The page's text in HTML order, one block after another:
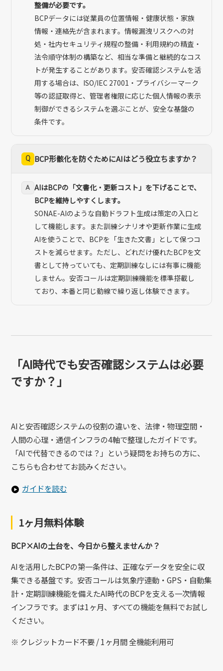
整備が必要です。
BCPデータには従業員の位置情報・健康状態・家族
情報・連絡先が含まれます。情報漏洩リスクへの対
処・社内セキュリティ規程の整備・利用規約の精査・
法令順守体制の構築など、相当な準備と継続的なコス
トが発生することがあります。安否確認システムを活
用する場合は、ISO/IEC 27001・プライバシーマーク
等の認証取得と、管理者権限に応じた個人情報の表示
制御ができるシステムを選ぶことが、安全な基盤の
条件です。
Q BCP形骸化を防ぐためにAIはどう役立ちますか？
A AIはBCPの「文書化・更新コスト」を下げることで、
BCPを維持しやすくします。
SONAE-AIのような自動ドラフト生成は策定の入口と
して機能します。また訓練シナリオや更新作業に生成
AIを使うことで、BCPを「生きた文書」として保つコ
ストを減らせます。ただし、どれだけ優れたBCPを文
書として持っていても、定期訓練なしには有事に機能
しません。安否コールは定期訓練機能を標準搭載し
ており、本番と同じ動線で繰り返し体験できます。
「AI時代でも安否確認システムは必要
ですか？」
AIと安否確認システムの役割の違いを、法律・物理空間・
人間の心理・通信インフラの4軸で整理したガイドです。
「AIで代替できるのでは？」という疑問をお持ちの方に、
こちらも合わせてお読みください。
ガイドを読む
1ヶ月無料体験
BCP×AIの土台を、今日から整えませんか？
AIを活用したBCPの第一条件は、正確なデータを安全に収
集できる基盤です。安否コールは気象庁連動・GPS・自動集
計・定期訓練機能を備えたAI時代のBCPを支える一次情報
インフラです。まずは1ヶ月、すべての機能を無料でお試し
ください。
※ クレジットカード不要 / 1ヶ月間 全機能利用可